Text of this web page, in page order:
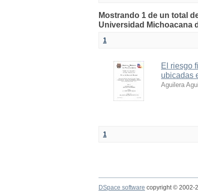
Mostrando 1 de un total
Universidad Michoacana
1
El riesgo
ubicadas
Aguilera
1
DSpace software copyright © 2002-